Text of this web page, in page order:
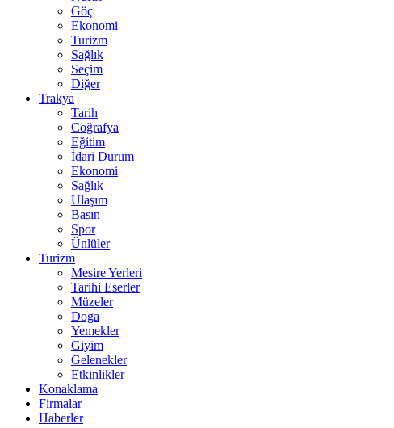
Göç
Ekonomi
Turizm
Sağlık
Seçim
Diğer
Trakya
Tarih
Coğrafya
Eğitim
İdari Durum
Ekonomi
Sağlık
Ulaşım
Basın
Spor
Ünlüler
Turizm
Mesire Yerleri
Tarihi Eserler
Müzeler
Doga
Yemekler
Giyim
Gelenekler
Etkinlikler
Konaklama
Firmalar
Haberler